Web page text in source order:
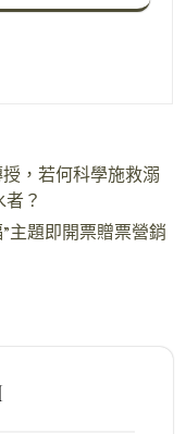
，若何科學施救溺
？
主題即開票贈票營銷